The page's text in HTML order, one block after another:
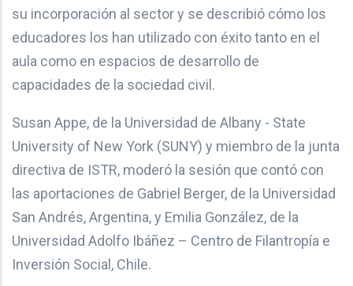
su incorporación al sector y se describió cómo los
educadores los han utilizado con éxito tanto en el
aula como en espacios de desarrollo de
capacidades de la sociedad civil.
Susan Appe, de la Universidad de Albany - State
University of New York (SUNY) y miembro de la junta
directiva de ISTR, moderó la sesión que contó con
las aportaciones de Gabriel Berger, de la Universidad
San Andrés, Argentina, y Emilia González, de la
Universidad Adolfo Ibáñez – Centro de Filantropía e
Inversión Social, Chile.